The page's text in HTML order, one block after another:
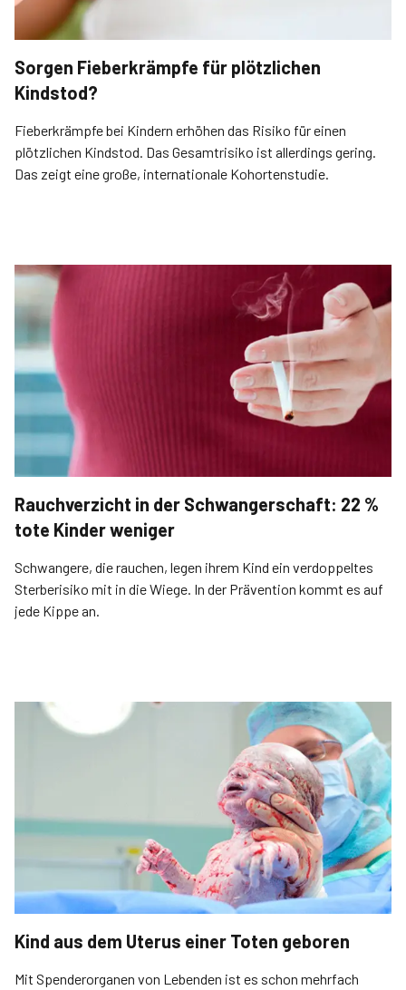
Sorgen Fieberkrämpfe für plötzlichen
Kindstod?
Fieberkrämpfe bei Kindern erhöhen das Risiko für einen
plötzlichen Kindstod. Das Gesamtrisiko ist allerdings gering.
Das zeigt eine große, internationale Kohortenstudie.
Rauchverzicht in der Schwangerschaft: 22 %
tote Kinder weniger
Schwangere, die rauchen, legen ihrem Kind ein verdoppeltes
Sterberisiko mit in die Wiege. In der Prävention kommt es auf
jede Kippe an.
Kind aus dem Uterus einer Toten geboren
Mit Spenderorganen von Lebenden ist es schon mehrfach